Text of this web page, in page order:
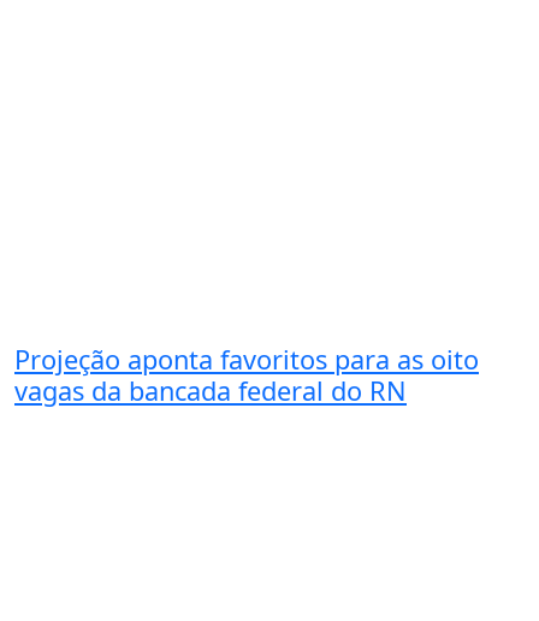
Projeção aponta favoritos para as oito
vagas da bancada federal do RN